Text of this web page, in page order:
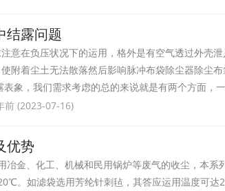
结露问题
意在负压状况下的运用，格外是有空气透过外壳
附着尘土无法散落然后影响脉冲布袋除尘器除尘
象，我们需求考虑的总的来说就是有两个方面，
前 (2023-07-16)
优势
冶金、化工、机械和民用锅炉等废气的收尘，本系
。如滤袋选用芳纶针刺毡，其答应运用温度可